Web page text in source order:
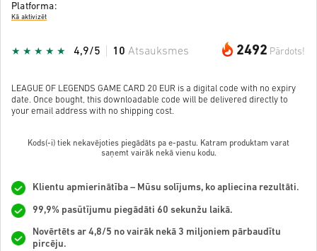
Platforma:
Kā aktivizēt
2492 Pārdots!
4,9/5 10 Atsauksmes
LEAGUE OF LEGENDS GAME CARD 20 EUR is a digital code with no expiry
date. Once bought, this downloadable code will be delivered directly to
your email address with no shipping cost.
Kods(-i) tiek nekavējoties piegādāts pa e-pastu. Katram produktam varat
saņemt vairāk nekā vienu kodu.
Klientu apmierinātība – Mūsu solījums, ko apliecina rezultāti.
99,9% pasūtījumu piegādāti 60 sekunžu laikā.
Novērtēts ar 4,8/5 no vairāk nekā 3 miljoniem pārbaudītu
pircēju.